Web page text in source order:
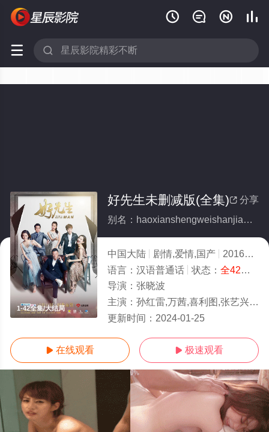
   
 
1-42全集/大结局
 分享
好先生未删减版(全集)
别名：haoxianshengweishanjianban
中国大陆 剧情,爱情,国产 2016
5.0
语言： 汉语普通话 状态： 全42集
导演： 张晓波
主演： 孙红雷,万茜,喜利图,张艺兴,关晓彤,冯嘉怡,张陆,江疏影,董勇,王耀庆,王晴,李朵,郭彤彤,车晓,王志华,
更新时间： 2024-01-25
 在线观看  极速观看